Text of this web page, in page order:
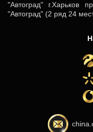
"Автоград" г.Харьков
"Автоград" (2 ряд 24